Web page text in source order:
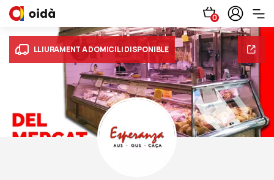
0
LLIURAMENT A DOMICILI DISPONIBLE